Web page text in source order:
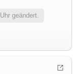
geändert.